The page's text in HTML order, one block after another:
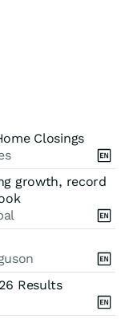
Closings
growth, record
Results